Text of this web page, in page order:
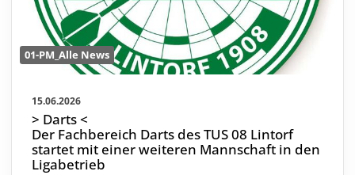
01-PM_Alle News
15.06.2026
> Darts <
Der Fachbereich Darts des TUS 08 Lintorf
startet mit einer weiteren Mannschaft in den
Ligabetrieb